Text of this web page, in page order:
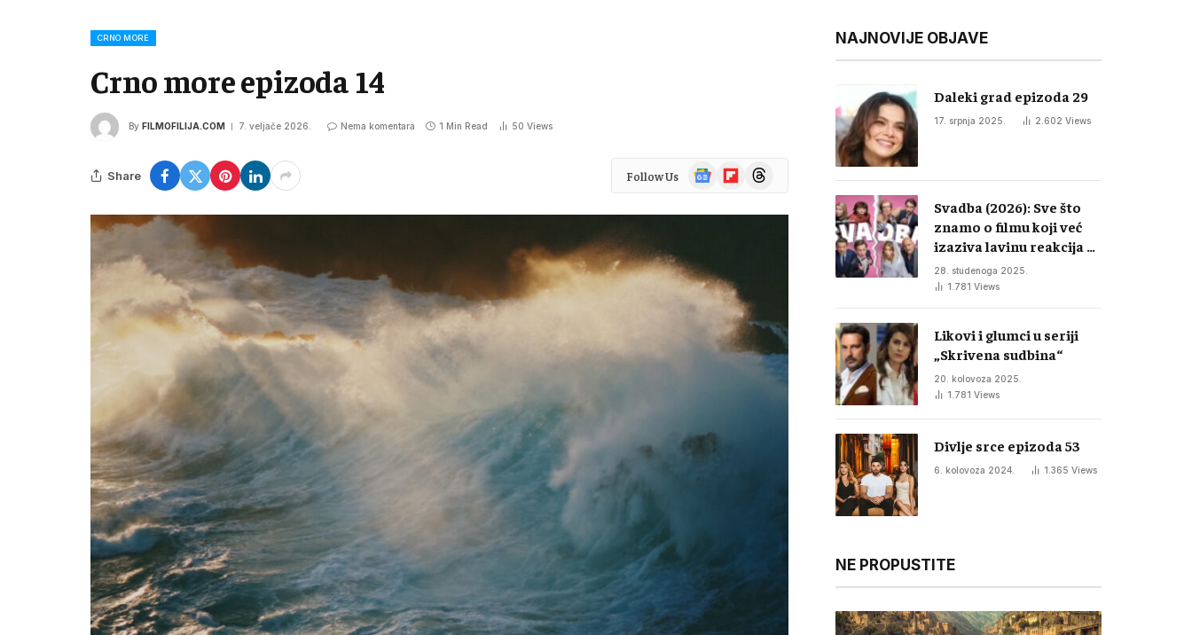
CRNO MORE
Crno more epizoda 14
By FILMOFILIJA.COM 7. veljače 2026. Nema komentara 1 Min Read 50 Views
Share Follow Us
Google
News
FlipboardThreads
NAJNOVIJE OBJAVE
Daleki grad epizoda 29
17. srpnja 2025. 2.602 Views
Svadba (2026): Sve što
znamo o filmu koji već
izaziva lavinu reakcija u
regiji
28. studenoga 2025.
1.781 Views
Likovi i glumci u seriji
„Skrivena sudbina“
20. kolovoza 2025.
1.781 Views
Divlje srce epizoda 53
6. kolovoza 2024. 1.365 Views
NE PROPUSTITE